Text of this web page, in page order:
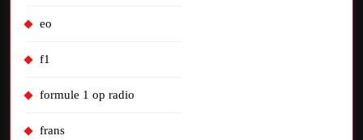
eo
f1
formule 1 op radio
frans